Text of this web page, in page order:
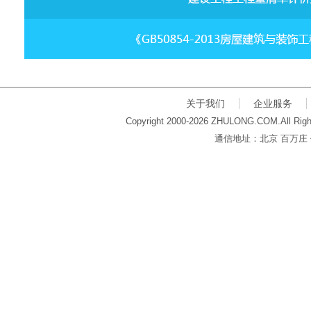
关于我们 企业服务
Copyright 2000-2026 ZHULONG.COM.All
通信地址：北京 百万